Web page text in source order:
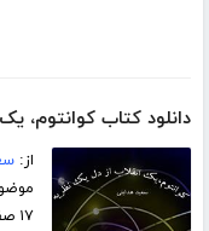
دانلود کتاب کوانتوم،
از:
۱۷ صفحه